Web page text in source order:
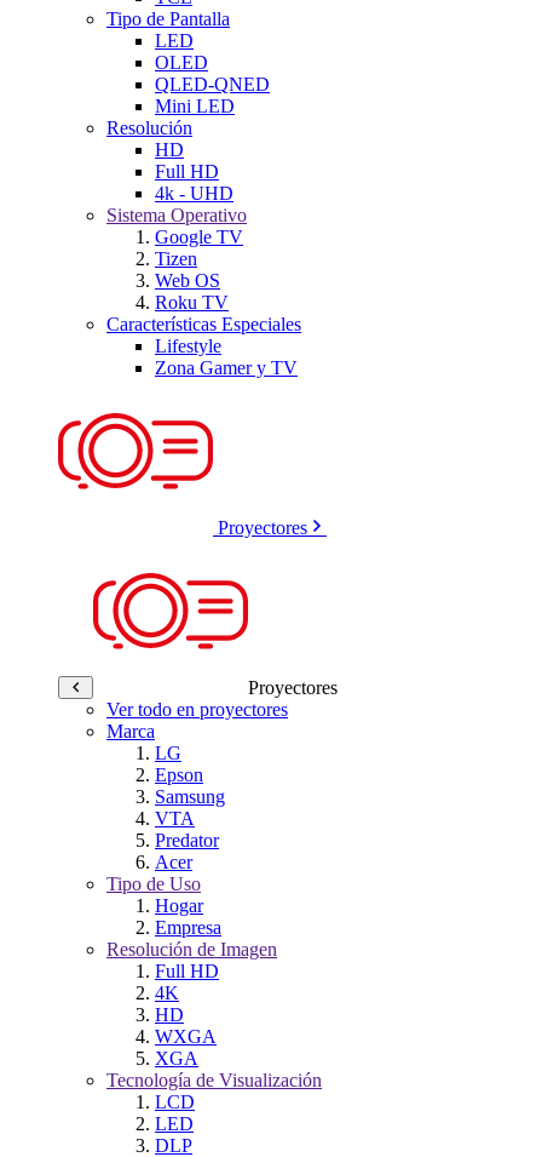
Tipo de Pantalla
LED
OLED
QLED-QNED
Mini LED
Resolución
HD
Full HD
4k - UHD
Sistema Operativo
Google TV
Tizen
Web OS
Roku TV
Características Especiales
Lifestyle
Zona Gamer y TV
Proyectores
Proyectores
Ver todo en proyectores
Marca
LG
Epson
Samsung
VTA
Predator
Acer
Tipo de Uso
Hogar
Empresa
Resolución de Imagen
Full HD
4K
HD
WXGA
XGA
Tecnología de Visualización
LCD
LED
DLP